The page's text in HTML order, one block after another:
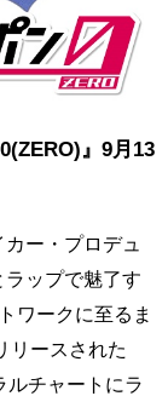
』9月13
ー・プロデュ
ップで魅了す
ワークに至るま
リースされた
ルチャートにラ